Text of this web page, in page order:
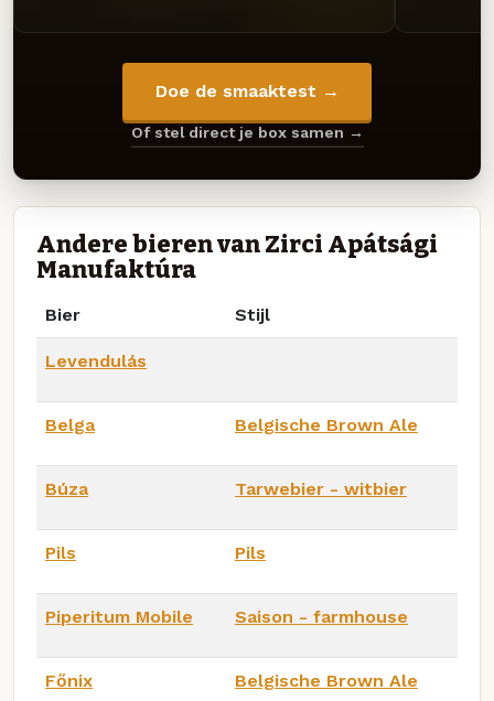
Doe de smaaktest →
Of stel direct je box samen →
Andere bieren van Zirci Apátsági
Manufaktúra
Bier Stijl
Levendulás
Belga Belgische Brown Ale
Búza Tarwebier - witbier
Pils Pils
Piperitum Mobile Saison - farmhouse
Főnix Belgische Brown Ale